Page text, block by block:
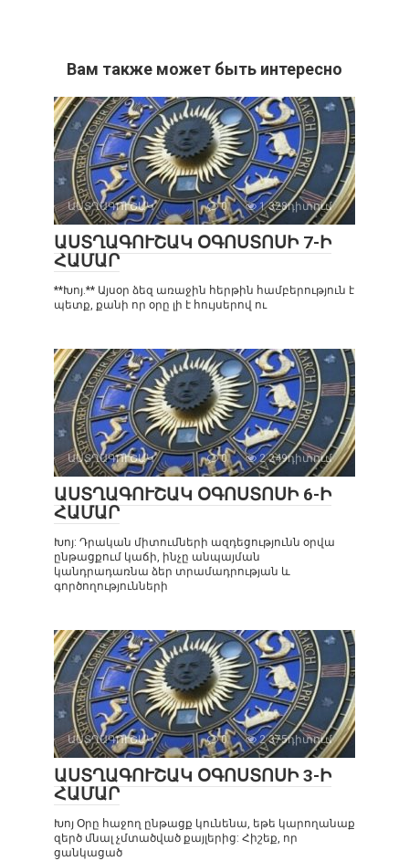
Вам также может быть интересно
ԱՍՏՂԱԳՈՒՇԱԿ 0 1 328դիտում
ԱՍՏՂԱԳՈՒՇԱԿ ՕԳՈՍՏՈՍԻ 7-Ի
ՀԱՄԱՐ
**Խոյ.** Այսօր ձեզ առաջին հերթին համբերություն է
պետք, քանի որ օրը լի է հույսերով ու
ԱՍՏՂԱԳՈՒՇԱԿ 0 2 249դիտում
ԱՍՏՂԱԳՈՒՇԱԿ ՕԳՈՍՏՈՍԻ 6-Ի
ՀԱՄԱՐ
Խոյ: Դրական միտումների ազդեցությունն օրվա
ընթացքում կաճի, ինչը անպայման
կանդրադառնա ձեր տրամադրության և
գործողությունների
ԱՍՏՂԱԳՈՒՇԱԿ 0 2 375դիտում
ԱՍՏՂԱԳՈՒՇԱԿ ՕԳՈՍՏՈՍԻ 3-Ի
ՀԱՄԱՐ
Խոյ Օրը հաջող ընթացք կունենա, եթե կարողանաք
զերծ մնալ չմտածված քայլերից: Հիշեք, որ
ցանկացած